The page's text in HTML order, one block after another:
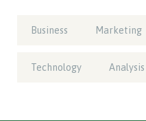
Business Marketing
Technology Analysis